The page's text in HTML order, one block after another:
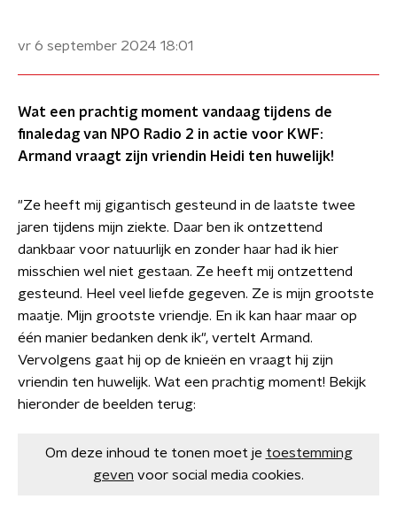
vr 6 september 2024 18:01
Wat een prachtig moment vandaag tijdens de
finaledag van NPO Radio 2 in actie voor KWF:
Armand vraagt zijn vriendin Heidi ten huwelijk!
"Ze heeft mij gigantisch gesteund in de laatste twee
jaren tijdens mijn ziekte. Daar ben ik ontzettend
dankbaar voor natuurlijk en zonder haar had ik hier
misschien wel niet gestaan. Ze heeft mij ontzettend
gesteund. Heel veel liefde gegeven. Ze is mijn grootste
maatje. Mijn grootste vriendje. En ik kan haar maar op
één manier bedanken denk ik", vertelt Armand.
Vervolgens gaat hij op de knieën en vraagt hij zijn
vriendin ten huwelijk. Wat een prachtig moment! Bekijk
hieronder de beelden terug:
Om deze inhoud te tonen moet je toestemming
geven voor social media cookies.